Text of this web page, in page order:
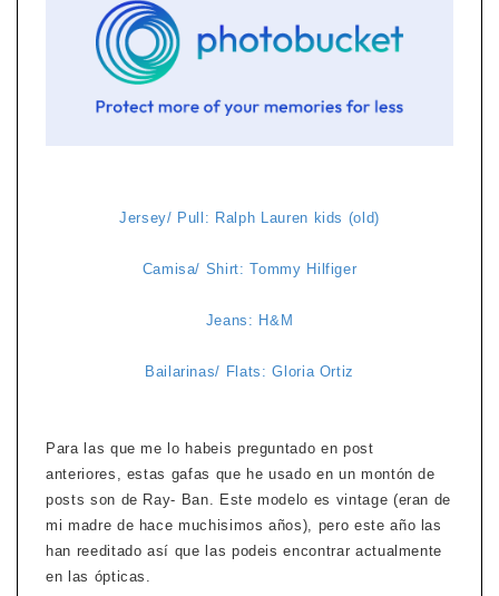
Jersey/ Pull: Ralph Lauren kids (old)
Camisa/ Shirt: Tommy Hilfiger
Jeans: H&M
Bailarinas/ Flats: Gloria Ortiz
Para las que me lo habeis preguntado en post
anteriores, estas gafas que he usado en un montón de
posts son de Ray- Ban. Este modelo es vintage (eran de
mi madre de hace muchisimos años), pero este año las
han reeditado así que las podeis encontrar actualmente
en las ópticas.